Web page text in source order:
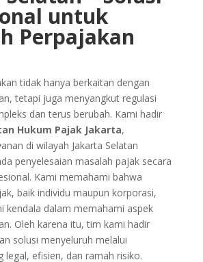
untuk
Perpajakan
tidak hanya berkaitan dengan
tetapi juga menyangkut regulasi
dan terus berubah. Kami hadir
Hukum Pajak Jakarta,
di wilayah Jakarta Selatan
penyelesaian masalah pajak secara
Kami memahami bahwa
baik individu maupun korporasi,
kendala dalam memahami aspek
Oleh karena itu, tim kami hadir
solusi menyeluruh melalui
legal, efisien, dan ramah risiko.